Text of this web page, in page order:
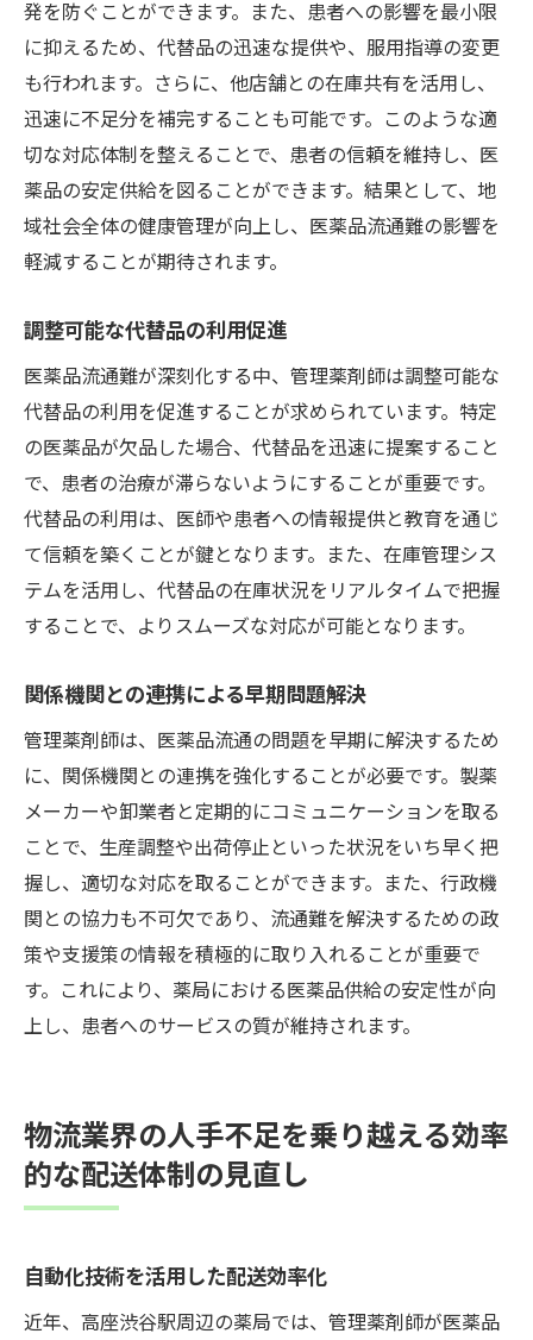
発を防ぐことができます。また、患者への影響を最小限
に抑えるため、代替品の迅速な提供や、服用指導の変更
も行われます。さらに、他店舗との在庫共有を活用し、
迅速に不足分を補完することも可能です。このような適
切な対応体制を整えることで、患者の信頼を維持し、医
薬品の安定供給を図ることができます。結果として、地
域社会全体の健康管理が向上し、医薬品流通難の影響を
軽減することが期待されます。
調整可能な代替品の利用促進
医薬品流通難が深刻化する中、管理薬剤師は調整可能な
代替品の利用を促進することが求められています。特定
の医薬品が欠品した場合、代替品を迅速に提案すること
で、患者の治療が滞らないようにすることが重要です。
代替品の利用は、医師や患者への情報提供と教育を通じ
て信頼を築くことが鍵となります。また、在庫管理シス
テムを活用し、代替品の在庫状況をリアルタイムで把握
することで、よりスムーズな対応が可能となります。
関係機関との連携による早期問題解決
管理薬剤師は、医薬品流通の問題を早期に解決するため
に、関係機関との連携を強化することが必要です。製薬
メーカーや卸業者と定期的にコミュニケーションを取る
ことで、生産調整や出荷停止といった状況をいち早く把
握し、適切な対応を取ることができます。また、行政機
関との協力も不可欠であり、流通難を解決するための政
策や支援策の情報を積極的に取り入れることが重要で
す。これにより、薬局における医薬品供給の安定性が向
上し、患者へのサービスの質が維持されます。
物流業界の人手不足を乗り越える効率
的な配送体制の見直し
自動化技術を活用した配送効率化
近年、高座渋谷駅周辺の薬局では、管理薬剤師が医薬品